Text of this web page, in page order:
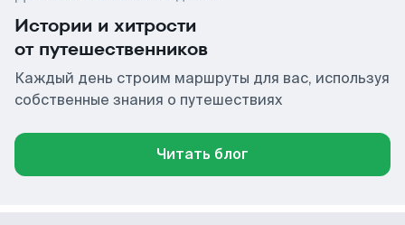
Истории и хитрости
от путешественников
Каждый день строим маршруты для вас, используя
собственные знания о путешествиях
Читать блог